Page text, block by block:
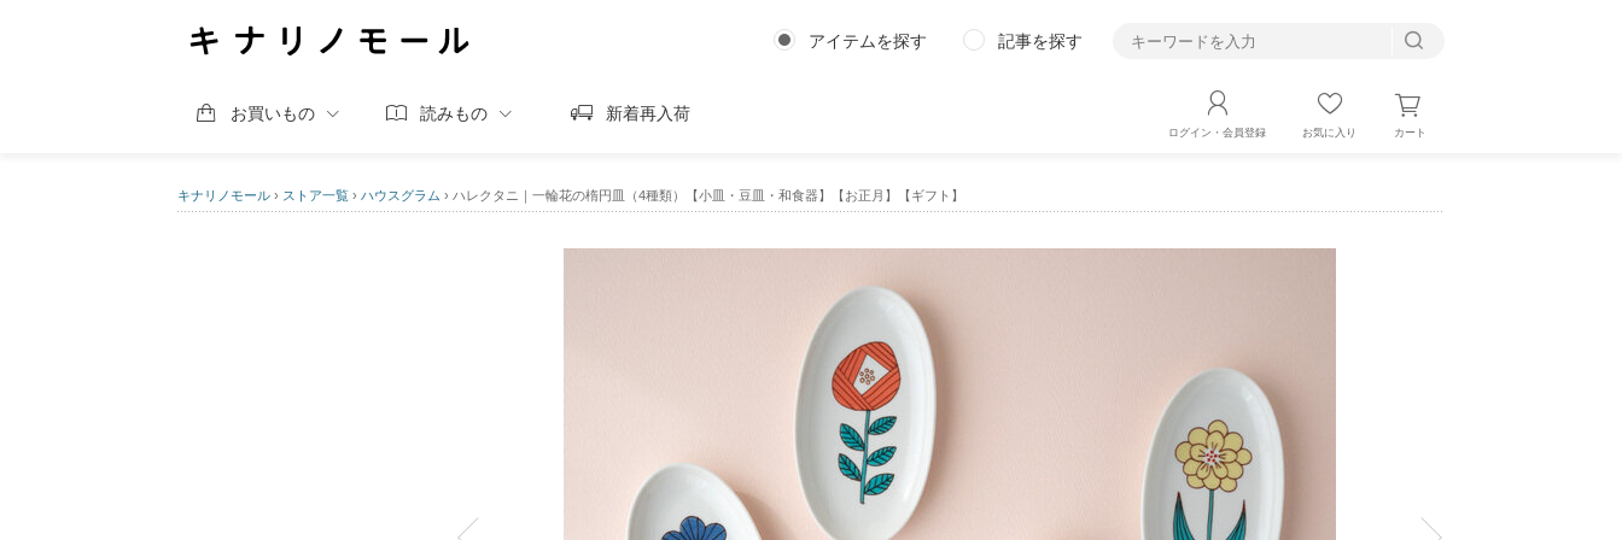
アイテムを探す 記事を探す
お買いもの 読みもの 新着再入荷
ログイン・会員登録 お気に入り カート
キナリノモール › ストア一覧 › ハウスグラム › ハレクタニ｜一輪花の楕円皿（4種類）【小皿・豆皿・和食器】【お正月】【ギフト】